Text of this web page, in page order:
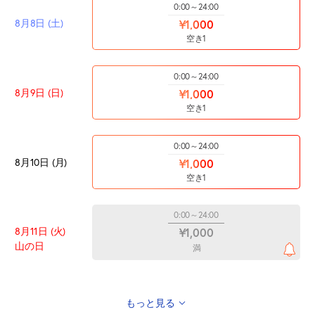
8月8日 (土)
0:00～24:00
¥1,000
空き1
8月9日 (日)
0:00～24:00
¥1,000
空き1
8月10日 (月)
0:00～24:00
¥1,000
空き1
8月11日 (火)
山の日
0:00～24:00
¥1,000
満
もっと見る